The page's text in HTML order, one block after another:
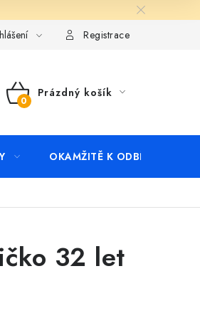
Registrace
NÁKUPNÍ
Prázdný košík
OKAMŽITĚ K ODBĚRU
32 let